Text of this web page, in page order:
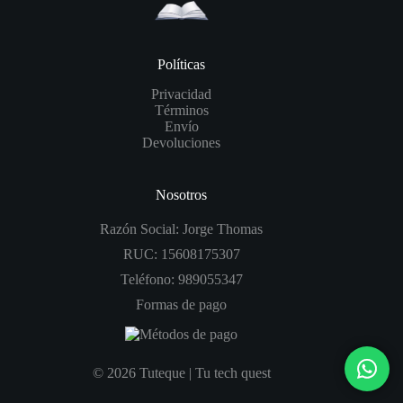
Políticas
Privacidad
Términos
Envío
Devoluciones
Nosotros
Razón Social: Jorge Thomas
RUC: 15608175307
Teléfono: 989055347
Formas de pago
© 2026 Tuteque | Tu tech quest